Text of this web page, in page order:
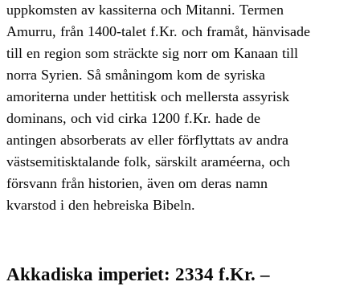
uppkomsten av kassiterna och Mitanni. Termen
Amurru, från 1400-talet f.Kr. och framåt, hänvisade
till en region som sträckte sig norr om Kanaan till
norra Syrien. Så småningom kom de syriska
amoriterna under hettitisk och mellersta assyrisk
dominans, och vid cirka 1200 f.Kr. hade de
antingen absorberats av eller förflyttats av andra
västsemitisktalande folk, särskilt araméerna, och
försvann från historien, även om deras namn
kvarstod i den hebreiska Bibeln.
Akkadiska imperiet: 2334 f.Kr. –